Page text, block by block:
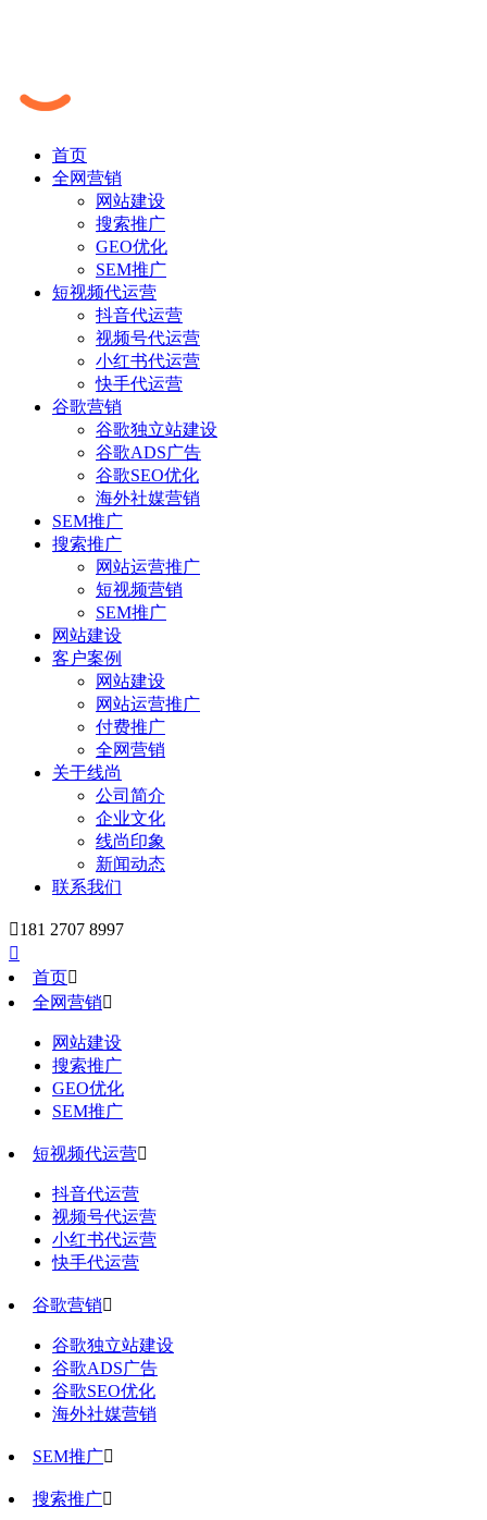
首页
全网营销
网站建设
搜索推广
GEO优化
SEM推广
短视频代运营
抖音代运营
视频号代运营
小红书代运营
快手代运营
谷歌营销
谷歌独立站建设
谷歌ADS广告
谷歌SEO优化
海外社媒营销
SEM推广
搜索推广
网站运营推广
短视频营销
SEM推广
网站建设
客户案例
网站建设
网站运营推广
付费推广
全网营销
关于线尚
公司简介
企业文化
线尚印象
新闻动态
联系我们
181 2707 8997

首页
全网营销
网站建设
搜索推广
GEO优化
SEM推广
短视频代运营
抖音代运营
视频号代运营
小红书代运营
快手代运营
谷歌营销
谷歌独立站建设
谷歌ADS广告
谷歌SEO优化
海外社媒营销
SEM推广
搜索推广